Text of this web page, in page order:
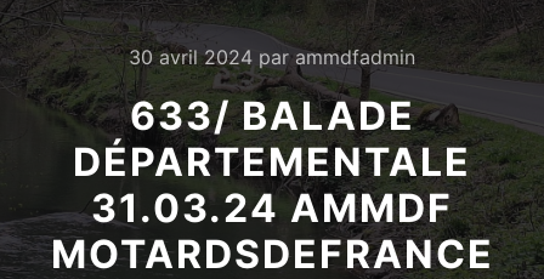
30 avril 2024 parammdfadmin
633/ BALADE
DÉPARTEMENTALE
31.03.24 AMMDF
MOTARDSDEFRANCE